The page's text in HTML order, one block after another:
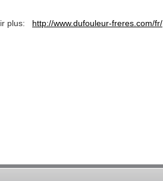
plus: http://www.dufouleur-freres.com/fr/